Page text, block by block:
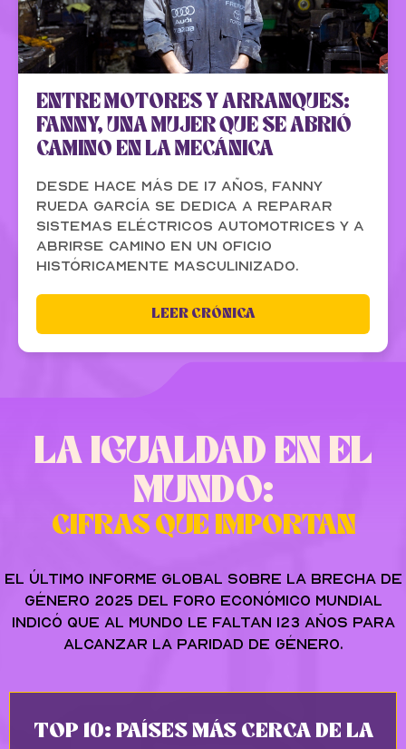
ENTRE MOTORES Y ARRANQUES:
FANNY, UNA MUJER QUE SE ABRIÓ
CAMINO EN LA MECÁNICA
Desde hace más de 17 años, Fanny
Rueda García se dedica a reparar
sistemas eléctricos automotrices y a
abrirse camino en un oficio
históricamente masculinizado.
LEER CRÓNICA
LA IGUALDAD EN EL
MUNDO:
CIFRAS QUE IMPORTAN
El último Informe Global sobre la Brecha de
Género 2025 del Foro Económico Mundial
indicó que al mundo le faltan 123 años para
alcanzar la paridad de género.
TOP 10: PAÍSES MÁS CERCA DE LA